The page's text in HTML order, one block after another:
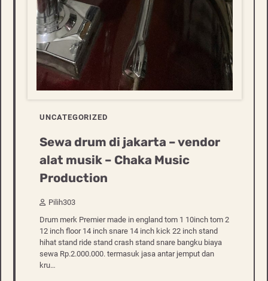
UNCATEGORIZED
Sewa drum di jakarta – vendor
alat musik – Chaka Music
Production
Pilih303
Drum merk Premier made in england tom 1 10inch tom 2
12 inch floor 14 inch snare 14 inch kick 22 inch stand
hihat stand ride stand crash stand snare bangku biaya
sewa Rp.2.000.000. termasuk jasa antar jemput dan
kru…